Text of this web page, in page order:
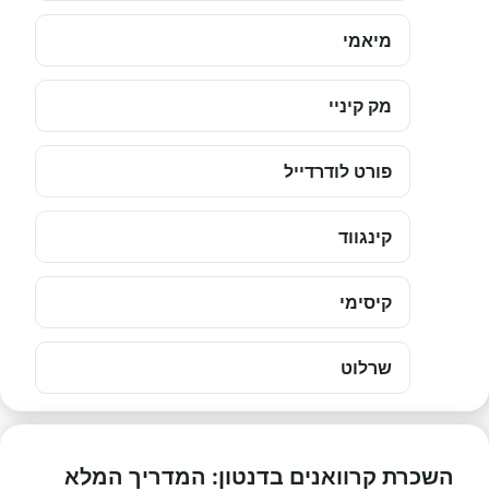
מיאמי
מק קיניי
פורט לודרדייל
קינגווד
קיסימי
שרלוט
השכרת קרוואנים בדנטון: המדריך המלא